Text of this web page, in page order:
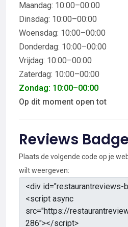
Maandag: 10:00–00:00
Dinsdag: 10:00–00:00
Woensdag: 10:00–00:00
Donderdag: 10:00–00:00
Vrijdag: 10:00–00:00
Zaterdag: 10:00–00:00
Zondag: 10:00–00:00
Op dit moment open tot
Reviews Badge
Plaats de volgende code op je
wilt weergeven: